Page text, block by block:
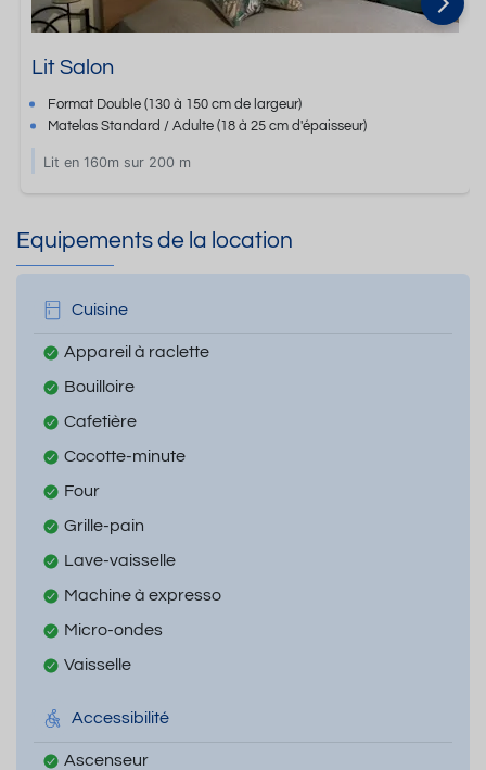
Lit Salon
Format Double (130 à 150 cm de largeur)
Matelas Standard / Adulte(18 à 25 cm d'épaisseur)
Lit en 160m sur 200 m
Equipements de la location
Cuisine
Appareil à raclette
Bouilloire
Cafetière
Cocotte-minute
Four
Grille-pain
Lave-vaisselle
Machine à expresso
Micro-ondes
Vaisselle
Accessibilité
Ascenseur